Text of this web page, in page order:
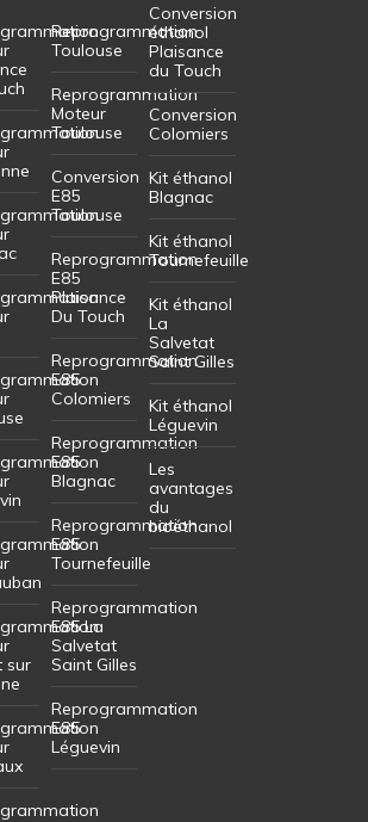
sur
Reprogrammation
Toulouse
Reprogrammation
Moteur
Toulouse
Conversion
E85
Toulouse
Reprogrammation
E85
Plaisance
Du Touch
Reprogrammation
E85
Colomiers
Reprogrammation
E85
Blagnac
Reprogrammation
E85
Tournefeuille
Reprogrammation
E85 La
Salvetat
Saint Gilles
Reprogrammation
E85
Léguevin
Conversion
éthanol
Plaisance
du Touch
Conversion
Colomiers
Kit éthanol
Blagnac
Kit éthanol
Tournefeuille
Kit éthanol
La
Salvetat
Saint Gilles
Kit éthanol
Léguevin
Les
avantages
du
bioéthanol